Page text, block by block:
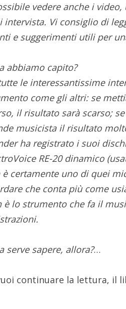
vedere anche i
intervista. Vi consiglio di
e suggerimenti utili per
abbiamo capito?
le interessantissime
come gli altri: se
il risultato sarà scarso;
musicista il risultato
ha registrato i suoi
RE-20 dinamico
è certamente uno di quei
che conta più come
è lo strumento che fa il
serve sapere, allora?…
continuare la lettura, il